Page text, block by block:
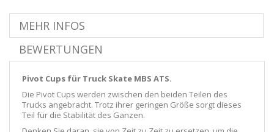
MEHR INFOS
BEWERTUNGEN
Pivot Cups für Truck Skate MBS ATS.
Die Pivot Cups werden zwischen den beiden Teilen des
Trucks angebracht. Trotz ihrer geringen Größe sorgt dieses
Teil für die Stabilität des Ganzen.